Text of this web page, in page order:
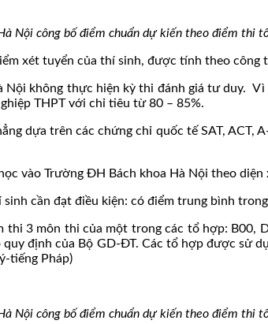
Nội công bố điểm chuẩn dự kiến theo điểm thi
xét tuyển của thí sinh, được tính theo
không thực hiện kỳ thi đánh giá tư duy.
THPT với chỉ tiêu từ 80 – 85%.
dựa trên các chứng chỉ quốc tế SAT, ACT,
vào Trường ĐH Bách khoa Hà Nội theo
cần đạt điều kiện: có điểm trung bình
3 môn thi của một trong các tổ hợp: B00,
định của Bộ GD-ĐT. Các tổ hợp được sử
tiếng Pháp)
Nội công bố điểm chuẩn dự kiến theo điểm thi